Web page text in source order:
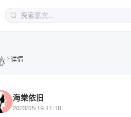
详情
海棠依旧
2023/05/19 11:18